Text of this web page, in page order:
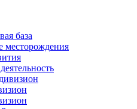
база
месторождения